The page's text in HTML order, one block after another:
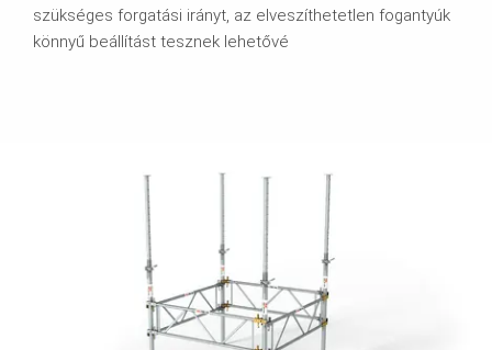
szükséges forgatási irányt, az elveszíthetetlen fogantyúk
könnyű beállítást tesznek lehetővé